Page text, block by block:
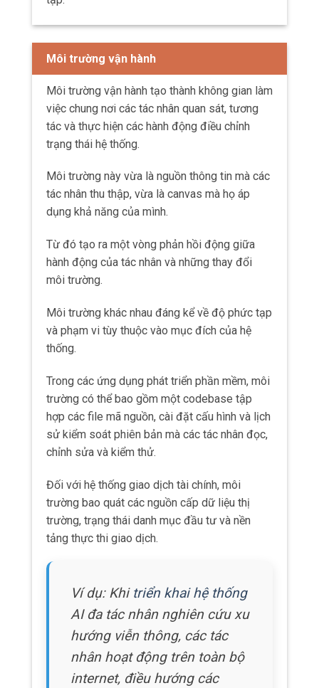
Môi trường vận hành
Môi trường vận hành tạo thành không gian làm
việc chung nơi các tác nhân quan sát, tương
tác và thực hiện các hành động điều chỉnh
trạng thái hệ thống.
Môi trường này vừa là nguồn thông tin mà các
tác nhân thu thập, vừa là canvas mà họ áp
dụng khả năng của mình.
Từ đó tạo ra một vòng phản hồi động giữa
hành động của tác nhân và những thay đổi
môi trường.
Môi trường khác nhau đáng kể về độ phức tạp
và phạm vi tùy thuộc vào mục đích của hệ
thống.
Trong các ứng dụng phát triển phần mềm, môi
trường có thể bao gồm một codebase tập
hợp các file mã nguồn, cài đặt cấu hình và lịch
sử kiểm soát phiên bản mà các tác nhân đọc,
chỉnh sửa và kiểm thử.
Đối với hệ thống giao dịch tài chính, môi
trường bao quát các nguồn cấp dữ liệu thị
trường, trạng thái danh mục đầu tư và nền
tảng thực thi giao dịch.
Ví dụ: Khi triển khai hệ thống
AI đa tác nhân nghiên cứu xu
hướng viễn thông, các tác
nhân hoạt động trên toàn bộ
internet, điều hướng các